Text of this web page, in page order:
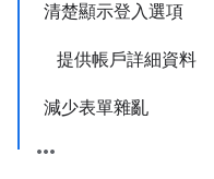
清楚顯示登入選項
提供帳戶詳細資料
減少表單雜亂